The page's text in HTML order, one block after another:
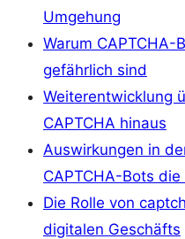
Umgehung
Warum
gefährlich sind
Weiterentwicklung
CAPTCHA hinaus
Auswirkungen in
CAPTCHA-Bots
Die Rolle von
digitalen Geschäfts